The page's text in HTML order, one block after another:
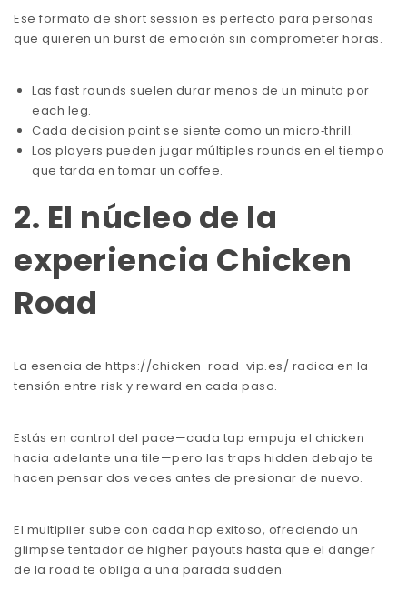
Ese formato de short session es perfecto para personas
que quieren un burst de emoción sin comprometer horas.
Las fast rounds suelen durar menos de un minuto por
each leg.
Cada decision point se siente como un micro‑thrill.
Los players pueden jugar múltiples rounds en el tiempo
que tarda en tomar un coffee.
2. El núcleo de la
experiencia Chicken
Road
La esencia de https://chicken-road-vip.es/ radica en la
tensión entre risk y reward en cada paso.
Estás en control del pace—cada tap empuja el chicken
hacia adelante una tile—pero las traps hidden debajo te
hacen pensar dos veces antes de presionar de nuevo.
El multiplier sube con cada hop exitoso, ofreciendo un
glimpse tentador de higher payouts hasta que el danger
de la road te obliga a una parada sudden.